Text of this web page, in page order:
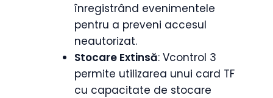
înregistrând evenimentele
pentru a preveni accesul
neautorizat.
Stocare Extinsă: Vcontrol 3
permite utilizarea unui card TF
cu capacitate de stocare